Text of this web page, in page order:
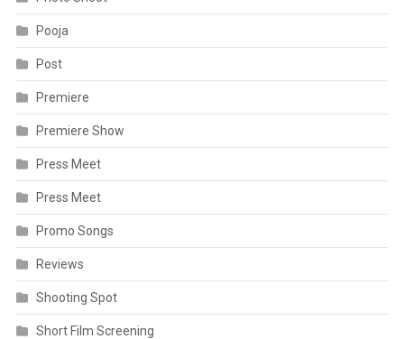
Pooja
Post
Premiere
Premiere Show
Press Meet
Press Meet
Promo Songs
Reviews
Shooting Spot
Short Film Screening